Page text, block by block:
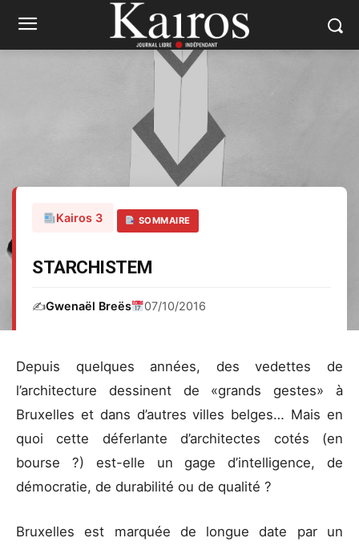
Kairos 3 SOMMAIRE
STARCHISTEM
✍️Gwenaël Breës 07/10/2016
Depuis quelques années, des vedettes de
l’architecture dessinent de «grands gestes» à
Bruxelles et dans d’autres villes belges… Mais en
quoi cette déferlante d’architectes cotés (en
bourse ?) est-elle un gage d’intelligence, de
démocratie, de durabilité ou de qualité ?
Bruxelles est marquée de longue date par un